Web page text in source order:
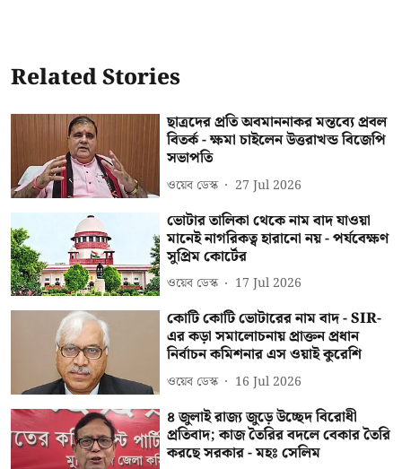
Related Stories
ছাত্রদের প্রতি অবমাননাকর মন্তব্যে প্রবল
বিতর্ক - ক্ষমা চাইলেন উত্তরাখন্ড বিজেপি
সভাপতি
ওয়েব ডেস্ক 27 Jul 2026
ভোটার তালিকা থেকে নাম বাদ যাওয়া
মানেই নাগরিকত্ব হারানো নয় - পর্যবেক্ষণ
সুপ্রিম কোর্টের
ওয়েব ডেস্ক 17 Jul 2026
কোটি কোটি ভোটারের নাম বাদ - SIR-
এর কড়া সমালোচনায় প্রাক্তন প্রধান
নির্বাচন কমিশনার এস ওয়াই কুরেশি
ওয়েব ডেস্ক 16 Jul 2026
৪ জুলাই রাজ্য জুড়ে উচ্ছেদ বিরোধী
প্রতিবাদ; কাজ তৈরির বদলে বেকার তৈরি
করছে সরকার - মহঃ সেলিম